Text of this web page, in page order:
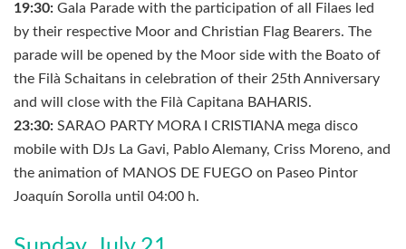
19:30: Gala Parade with the participation of all Filaes led
by their respective Moor and Christian Flag Bearers. The
parade will be opened by the Moor side with the Boato of
the Filà Schaitans in celebration of their 25th Anniversary
and will close with the Filà Capitana BAHARIS.
23:30: SARAO PARTY MORA I CRISTIANA mega disco
mobile with DJs La Gavi, Pablo Alemany, Criss Moreno, and
the animation of MANOS DE FUEGO on Paseo Pintor
Joaquín Sorolla until 04:00 h.